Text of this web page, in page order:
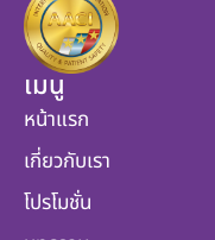
เมนู
หน้าแรก
เกี่ยวกับเรา
โปรโมชั่น